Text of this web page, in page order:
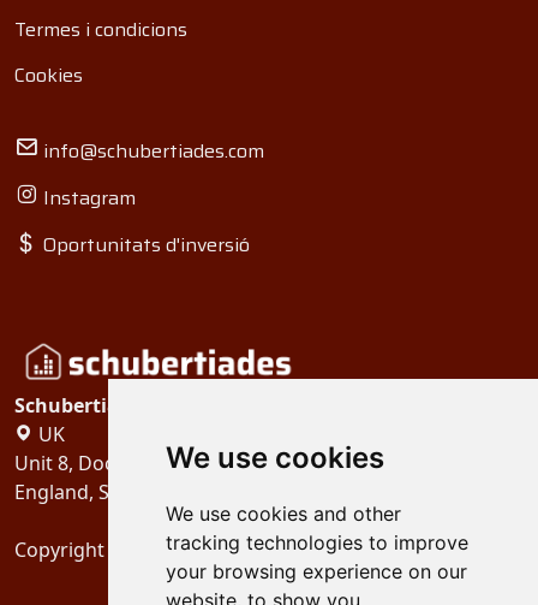
We use cookies
We use cookies and other
tracking technologies to improve
your browsing experience on our
website, to show you
Termes i condicions
Cookies
info@schubertiades.com
Instagram
Oportunitats d'inversió
Schubertiades, Ltd.
UK
Unit 8, Dock Offices, Surrey Quays Road, London
England, SE16 2XU
Copyright 2024 Schubertiades, Ltd.